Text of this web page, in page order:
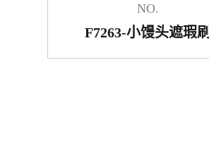
NO.
F7263-小馒头遮瑕刷